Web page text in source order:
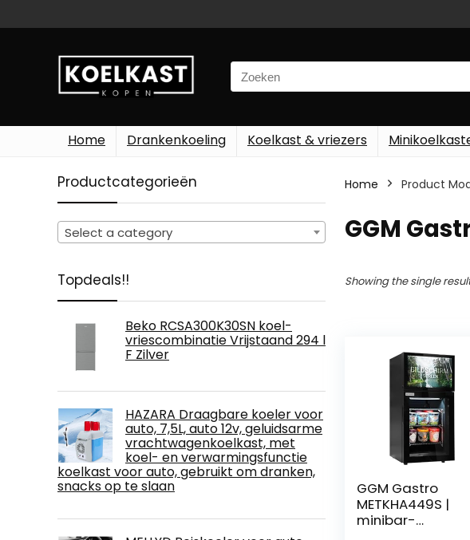
Search
for:
Home Drankenkoeling Koelkast & vriezers
Productcategorieën
Select a category
Topdeals!!
Beko RCSA300K30SN koel-
vriescombinatie Vrijstaand 294 l
F Zilver
HAZARA Draagbare koeler voor
auto, 7,5L, auto 12v, geluidsarme
vrachtwagenkoelkast, met
koel- en verwarmingsfunctie
koelkast voor auto, gebruikt om dranken,
snacks op te slaan
Home Product
‎GGM
Showing the single
GGM Gastro
METKHA449S |
minibar-